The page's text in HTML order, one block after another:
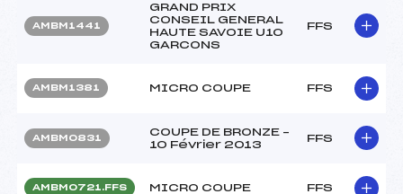
AMBM1441
GRAND PRIX
CONSEIL GENERAL
HAUTE SAVOIE U10
GARCONS
FFS
AMBM1381 MICRO COUPE FFS
AMBM0831
COUPE DE BRONZE –
10 Février 2013
FFS
AMBM0721.FFS MICRO COUPE FFS